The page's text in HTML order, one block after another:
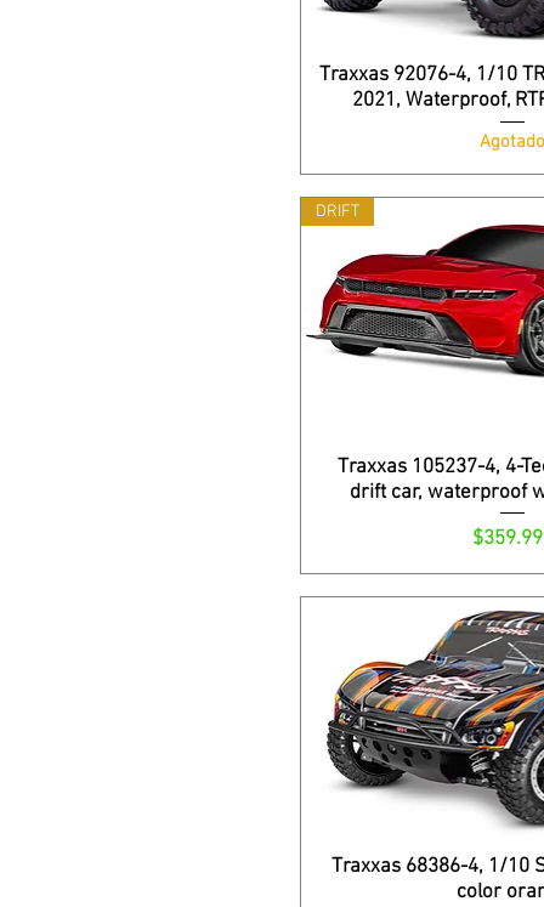
Traxxas 92076-4, 1/10
2021, Waterproof,
DRIFT
Traxxas 105237-4, 4-
drift car, waterproof
Precio
Traxxas 68386-4, 1/10
color